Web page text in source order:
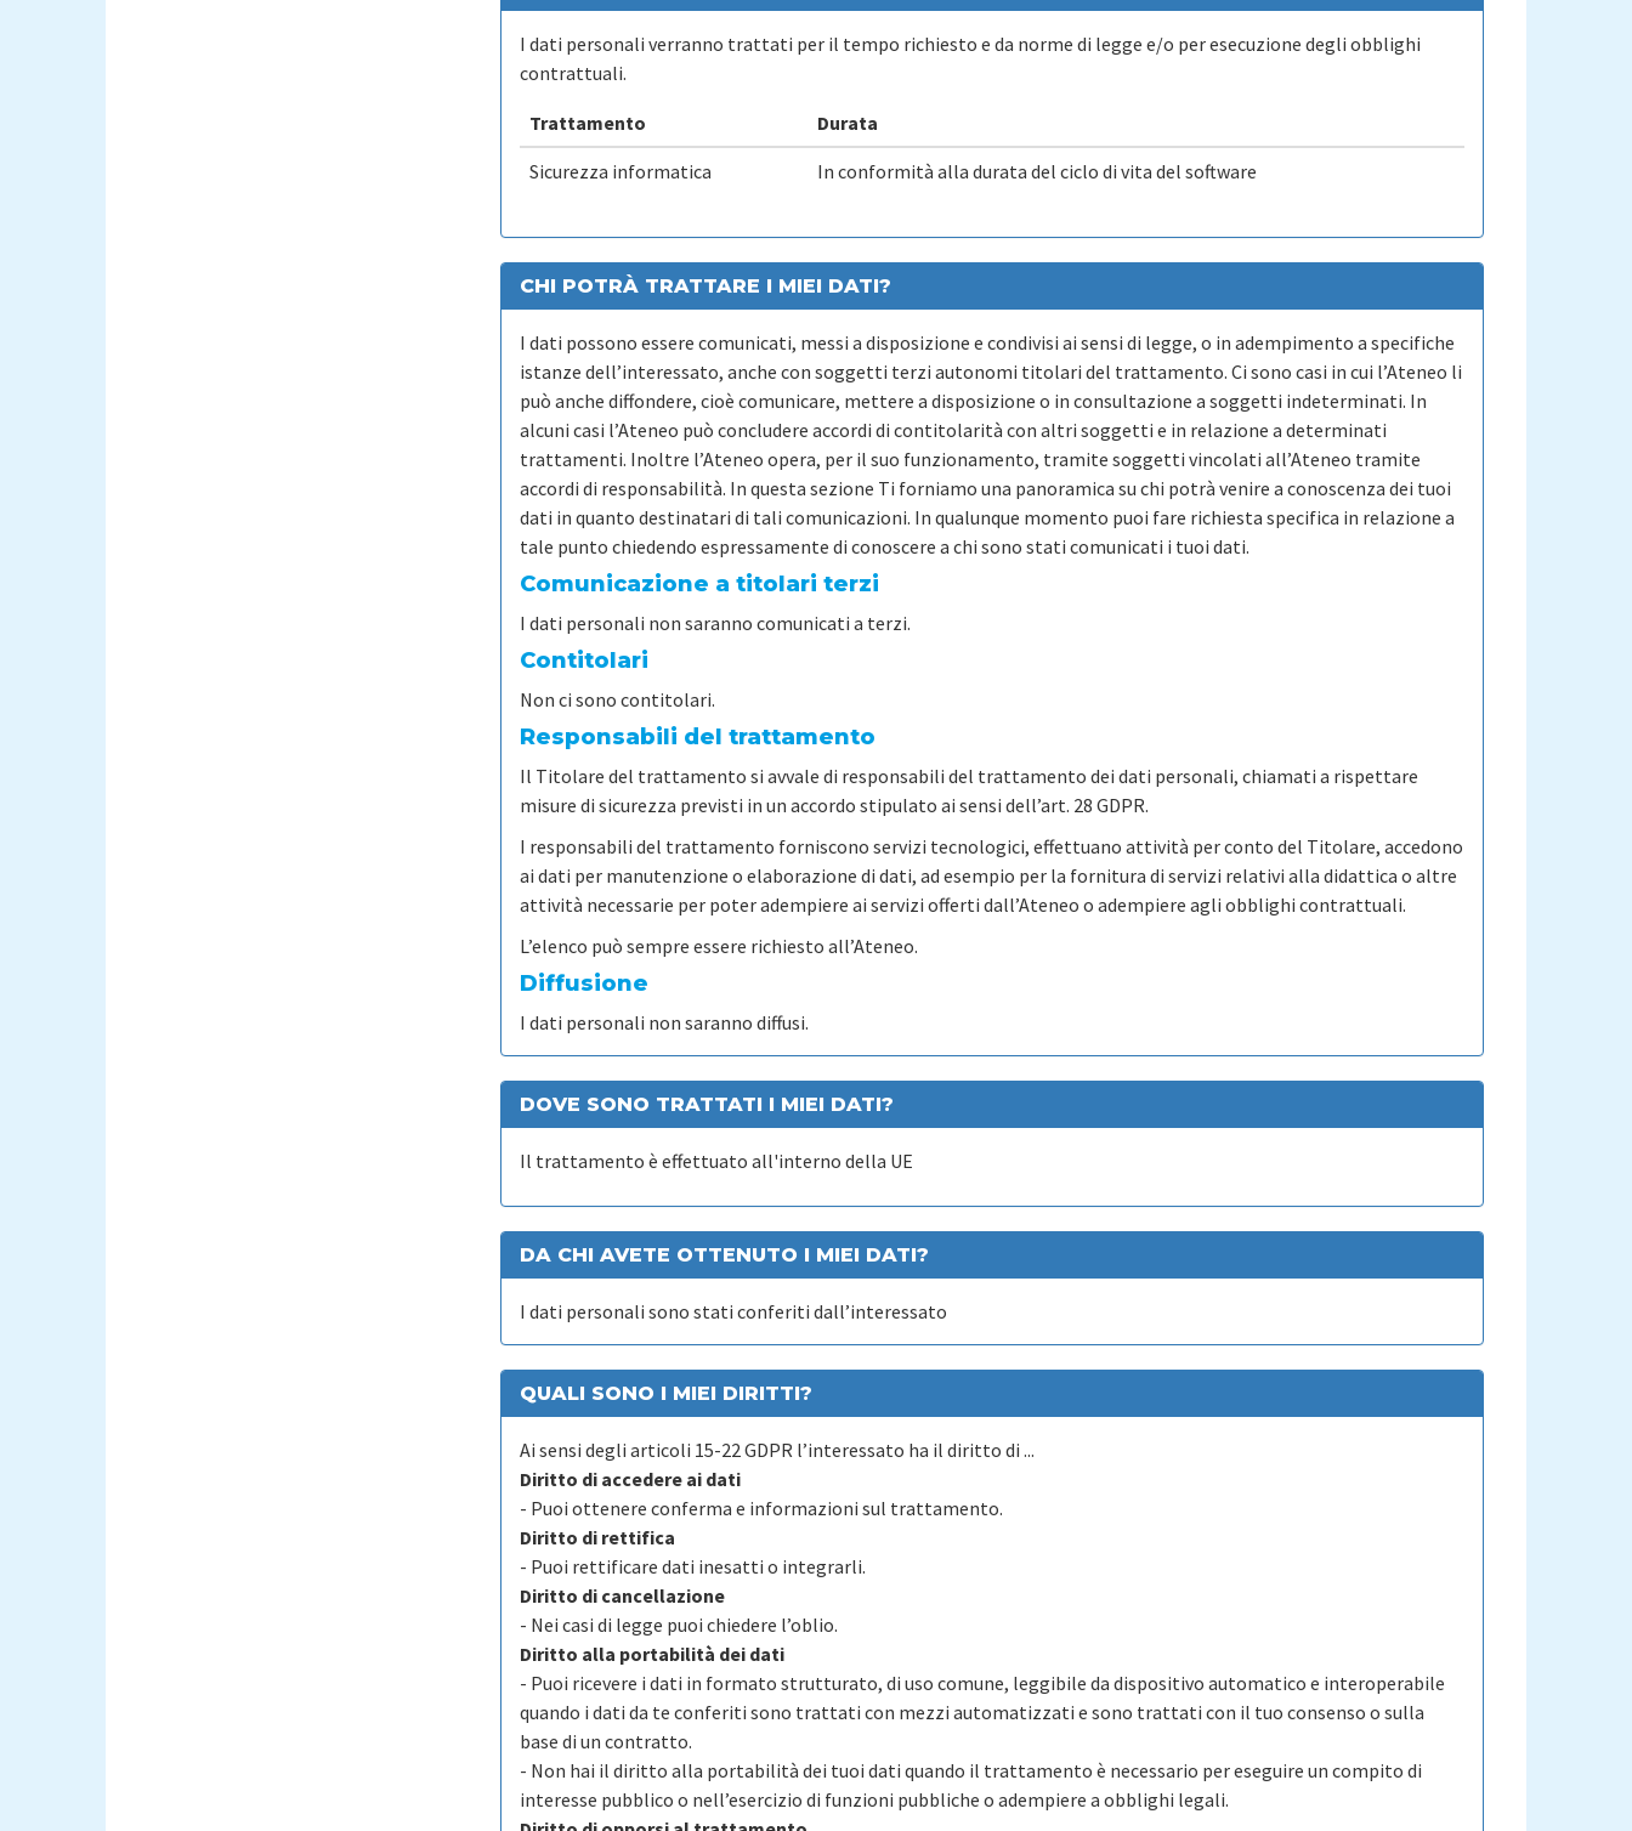
I dati personali verranno trattati per il tempo richiesto e da norme di legge e/o per esecuzione degli obblighi
contrattuali.
Trattamento
Durata
Sicurezza informatica
In conformità alla durata del ciclo di vita del software
CHI POTRÀ TRATTARE I MIEI DATI?
I dati possono essere comunicati, messi a disposizione e condivisi ai sensi di legge, o in adempimento a specifiche
istanze dell’interessato, anche con soggetti terzi autonomi titolari del trattamento. Ci sono casi in cui l’Ateneo li
può anche diffondere, cioè comunicare, mettere a disposizione o in consultazione a soggetti indeterminati. In
alcuni casi l’Ateneo può concludere accordi di contitolarità con altri soggetti e in relazione a determinati
trattamenti. Inoltre l’Ateneo opera, per il suo funzionamento, tramite soggetti vincolati all’Ateneo tramite
accordi di responsabilità. In questa sezione Ti forniamo una panoramica su chi potrà venire a conoscenza dei tuoi
dati in quanto destinatari di tali comunicazioni. In qualunque momento puoi fare richiesta specifica in relazione a
tale punto chiedendo espressamente di conoscere a chi sono stati comunicati i tuoi dati.
Comunicazione a titolari terzi
I dati personali non saranno comunicati a terzi.
Contitolari
Non ci sono contitolari.
Responsabili del trattamento
Il Titolare del trattamento si avvale di responsabili del trattamento dei dati personali, chiamati a rispettare
misure di sicurezza previsti in un accordo stipulato ai sensi dell’art. 28 GDPR.
I responsabili del trattamento forniscono servizi tecnologici, effettuano attività per conto del Titolare, accedono
ai dati per manutenzione o elaborazione di dati, ad esempio per la fornitura di servizi relativi alla didattica o altre
attività necessarie per poter adempiere ai servizi offerti dall’Ateneo o adempiere agli obblighi contrattuali.
L’elenco può sempre essere richiesto all’Ateneo.
Diffusione
I dati personali non saranno diffusi.
DOVE SONO TRATTATI I MIEI DATI?
Il trattamento è effettuato all'interno della UE
DA CHI AVETE OTTENUTO I MIEI DATI?
I dati personali sono stati conferiti dall’interessato
QUALI SONO I MIEI DIRITTI?
Ai sensi degli articoli 15-22 GDPR l’interessato ha il diritto di ...
Diritto di accedere ai dati
- Puoi ottenere conferma e informazioni sul trattamento.
Diritto di rettifica
- Puoi rettificare dati inesatti o integrarli.
Diritto di cancellazione
- Nei casi di legge puoi chiedere l’oblio.
Diritto alla portabilità dei dati
- Puoi ricevere i dati in formato strutturato, di uso comune, leggibile da dispositivo automatico e interoperabile
quando i dati da te conferiti sono trattati con mezzi automatizzati e sono trattati con il tuo consenso o sulla
base di un contratto.
- Non hai il diritto alla portabilità dei tuoi dati quando il trattamento è necessario per eseguire un compito di
interesse pubblico o nell’esercizio di funzioni pubbliche o adempiere a obblighi legali.